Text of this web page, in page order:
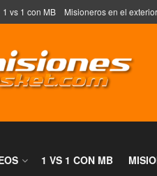
1 vs 1 con MB Misioneros en el exterior
1 VS 1 CON MB